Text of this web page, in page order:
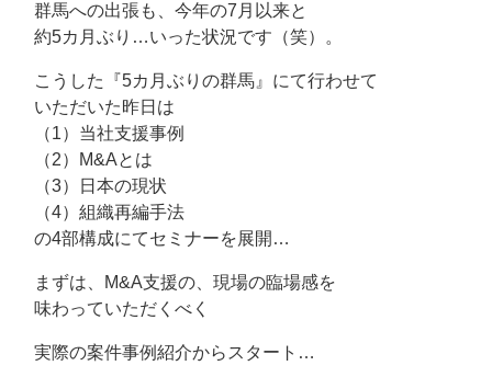
群馬への出張も、今年の7月以来と
約5カ月ぶり…いった状況です（笑）。
こうした『5カ月ぶりの群馬』にて行わせて
いただいた昨日は
（1）当社支援事例
（2）M&Aとは
（3）日本の現状
（4）組織再編手法
の4部構成にてセミナーを展開…
まずは、M&A支援の、現場の臨場感を
味わっていただくべく
実際の案件事例紹介からスタート…